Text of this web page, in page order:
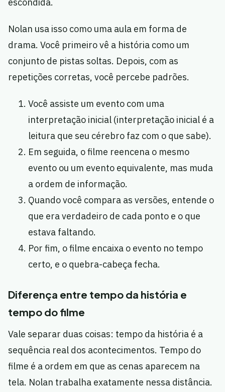
escondida.
Nolan usa isso como uma aula em forma de
drama. Você primeiro vê a história como um
conjunto de pistas soltas. Depois, com as
repetições corretas, você percebe padrões.
Você assiste um evento com uma
interpretação inicial (interpretação inicial é a
leitura que seu cérebro faz com o que sabe).
Em seguida, o filme reencena o mesmo
evento ou um evento equivalente, mas muda
a ordem de informação.
Quando você compara as versões, entende o
que era verdadeiro de cada ponto e o que
estava faltando.
Por fim, o filme encaixa o evento no tempo
certo, e o quebra-cabeça fecha.
Diferença entre tempo da história e
tempo do filme
Vale separar duas coisas: tempo da história é a
sequência real dos acontecimentos. Tempo do
filme é a ordem em que as cenas aparecem na
tela. Nolan trabalha exatamente nessa distância.